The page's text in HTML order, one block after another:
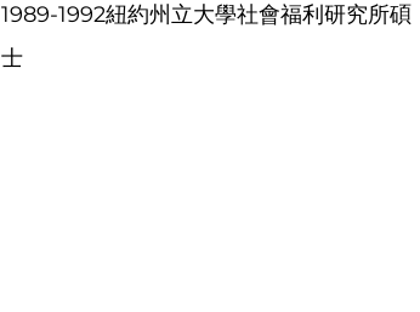
1989-1992紐約州立大學社會福利研究所碩
士